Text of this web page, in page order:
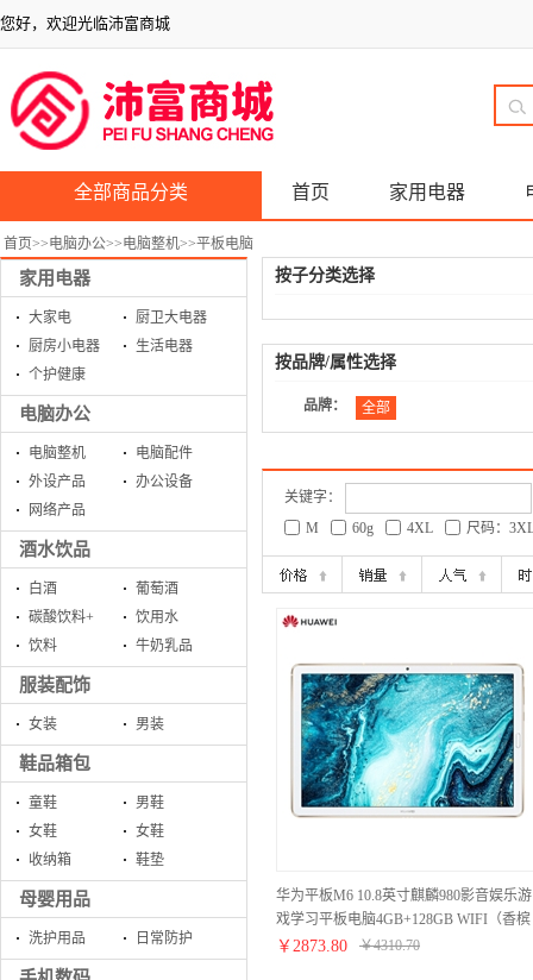
您好，欢迎光临沛富商城
全部商品分类 首页 家用电器
首页>>电脑办公>>电脑整机>>平板电脑
家用电器
大家电
厨卫大电器
厨房小电器
生活电器
个护健康
电脑办公
电脑整机
电脑配件
外设产品
办公设备
网络产品
酒水饮品
白酒
葡萄酒
碳酸饮料+
饮用水
饮料
牛奶乳品
服装配饰
女装 男装
鞋品箱包
童鞋
男鞋
女鞋
女鞋
收纳箱
鞋垫
母婴用品
洗护用品 日常防护
按子分类选择
按品牌/属性选择
品牌： 全部
关键字：
M
60g 4XL 尺码：
华为平板M6 10.8英寸麒麟980影音娱乐游
戏学习平板电脑4GB+128GB WIFI（香槟
金）
￥ 2873.80 ￥4310.70